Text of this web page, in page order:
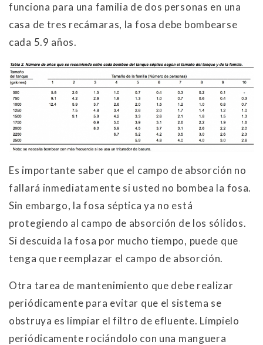
funciona para una familia de dos personas en una
casa de tres recámaras, la fosa debe bombearse
cada 5.9 años.
Es importante saber que el campo de absorción no
fallará inmediatamente si usted no bombea la fosa.
Sin embargo, la fosa séptica ya no está
protegiendo al campo de absorción de los sólidos.
Si descuida la fosa por mucho tiempo, puede que
tenga que reemplazar el campo de absorción.
Otra tarea de mantenimiento que debe realizar
periódicamente para evitar que el sistema se
obstruya es limpiar el filtro de efluente. Límpielo
periódicamente rociándolo con una manguera